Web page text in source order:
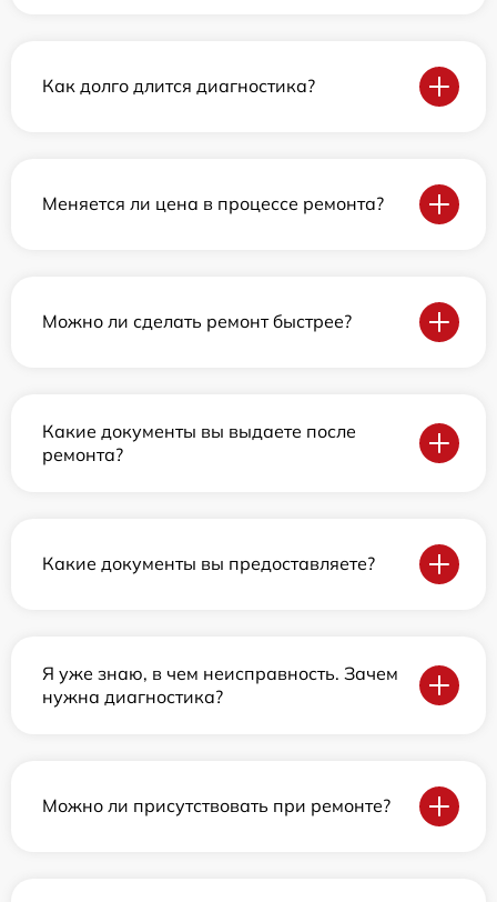
Как долго длится диагностика?
Меняется ли цена в процессе ремонта?
Можно ли сделать ремонт быстрее?
Какие документы вы выдаете после
ремонта?
Какие документы вы предоставляете?
Я уже знаю, в чем неисправность. Зачем
нужна диагностика?
Можно ли присутствовать при ремонте?